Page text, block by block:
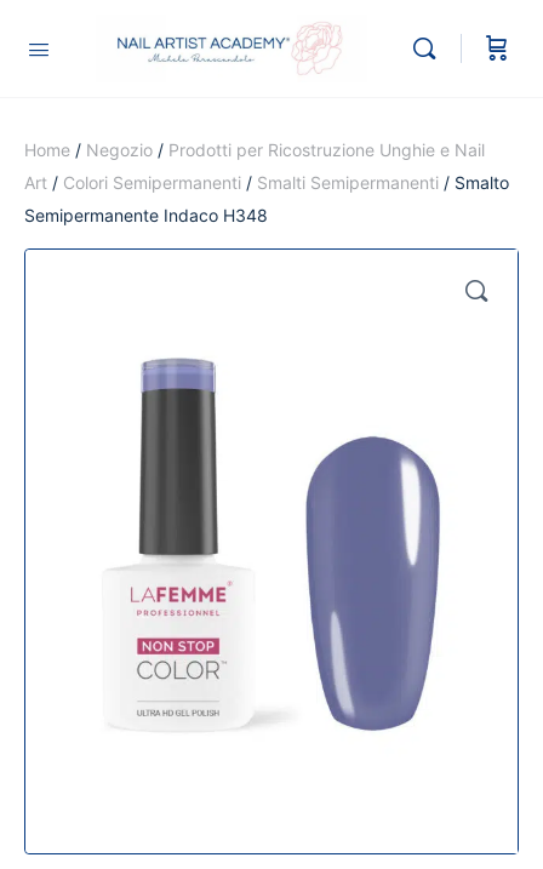
Home / Negozio / Prodotti per Ricostruzione Unghie e Nail
Art / Colori Semipermanenti / Smalti Semipermanenti / Smalto
Semipermanente Indaco H348
🔍